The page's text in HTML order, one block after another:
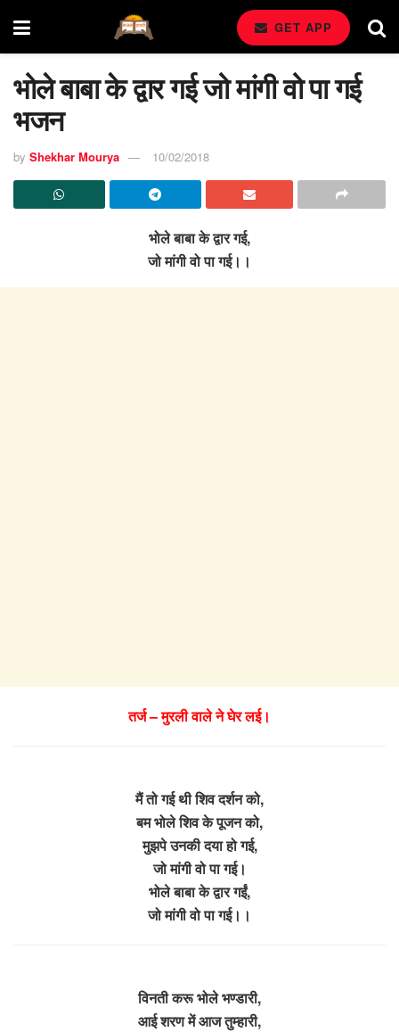
GET APP
भोले बाबा के द्वार गई जो मांगी वो पा गई
भजन
by Shekhar Mourya 10/02/2018
भोले बाबा के द्वार गई,
जो मांगी वो पा गई।।
तर्ज – मुरली वाले ने घेर लई।
मैं तो गई थी शिव दर्शन को,
बम भोले शिव के पूजन को,
मुझपे उनकी दया हो गई,
जो मांगी वो पा गई।
भोले बाबा के द्वार गईं,
जो मांगी वो पा गई।।
विनती करू भोले भण्डारी,
आई शरण में आज तुम्हारी,